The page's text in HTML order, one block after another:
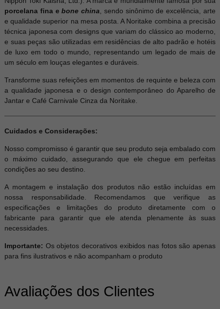
porcelana fina ebone china , sendo sinônimo de excelência, arte
e qualidade superior na mesa posta. A Noritake combina a precisão
técnica japonesa com designs que variam do clássico ao moderno,
e suas peças são utilizadas em residências de alto padrão e hotéis
de luxo em todo o mundo, representando um legado de mais de
um século em louças elegantes e duráveis.
Transforme suas refeições em momentos de requinte e beleza com
a qualidade japonesa e o design contemporâneo do Aparelho de
Jantar e Café Carnivale Cinza da Noritake.
Cuidados e Considerações:
Nosso compromisso é garantir que seu produto seja embalado com
o máximo cuidado, assegurando que ele chegue em perfeitas
condições ao seu destino.
A montagem e instalação dos produtos não estão incluídas em
nossa responsabilidade. Recomendamos que verifique as
especificações e limitações do produto diretamente com o
fabricante para garantir que ele atenda plenamente às suas
necessidades.
Importante: Os objetos decorativos exibidos nas fotos são apenas
para fins ilustrativos e não acompanham o produto
Avaliações dos Clientes